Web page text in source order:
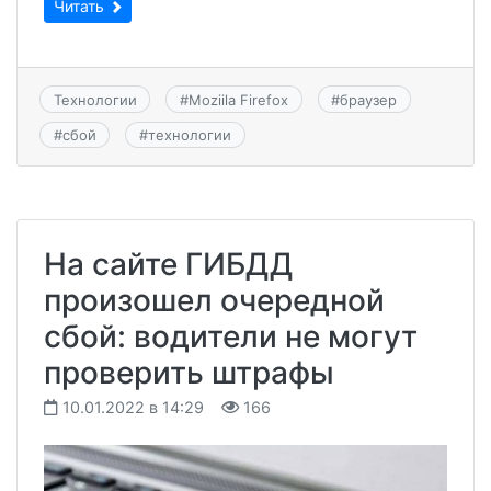
Читать
Технологии #Moziila Firefox #браузер
#сбой #технологии
На сайте ГИБДД
произошел очередной
сбой: водители не могут
проверить штрафы
10.01.2022 в 14:29 166